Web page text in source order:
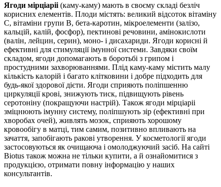
Ягоди мірціаріі (каму-каму) мають в своєму складі безліч
корисних елементів. Плоди містять: великий відсоток вітаміну
С, вітаміни групи В, бета-каротин, мікроелементи (залізо,
кальцій, калій, фосфор), пектинові речовини, амінокислоти
(валін, лейцин, серин), моно- і дисахариди. Ягоди корисні й
ефективні для стимуляції імунної системи. Завдяки своїм
складом, ягоди допомагають в боротьбі з грипом і
простудними захворюваннями. Плід каму-каму містить малу
кількість калорій і багато клітковини і добре підходить для
будь-якої здорової дієти. Ягоди сприяють поліпшенню
циркуляції крові, знижують тиск, підвищують рівень
серотоніну (покращуючи настрій). Також ягоди мірціаріі
зміцнюють імунну систему, поліпшують зір (ефективні при
хворобах очей), живлять мозок, сприяють хорошому
кровообігу в матці, тим самим, позитивно впливають на
зачаття, запобігають ракові утворення. У косметології ягоди
застосовуються як очищаюча і омолоджуючий засіб. На сайті
Biotus також можна не тільки купити, а й ознайомитися з
продукцією, отримати повну інформацію у наших
консультантів.